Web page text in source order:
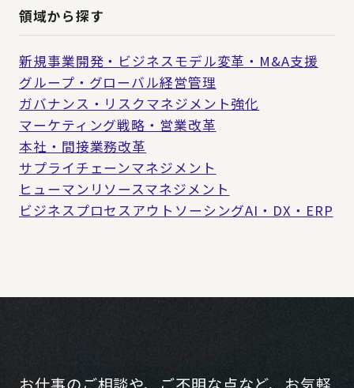
領域から探す
新規事業開発・ビジネスモデル変革・M&A支援
グループ・グローバル経営管理
ガバナンス・リスクマネジメント強化
マーケティング戦略・営業改革
本社・間接業務改革
サプライチェーンマネジメント
ヒューマンリソースマネジメント
ビジネスプロセスアウトソーシングAI・DX・ERP